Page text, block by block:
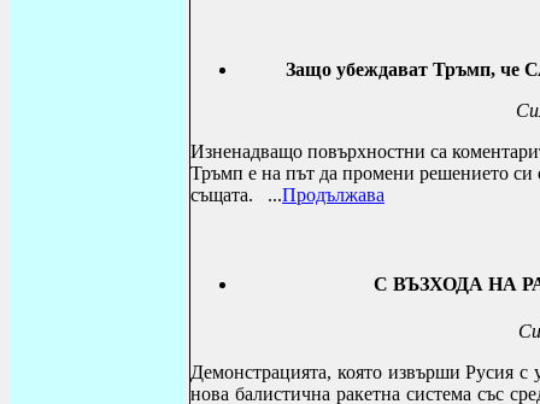
Защо убеждават Тръмп, че
Изненадващо повърхностни са
Тръмп е на път да промени решението
същата.
...Продължава
С ВЪЗХОДА НА
Демонстрацията, която извърши Русия с
нова балистична ракетна система със